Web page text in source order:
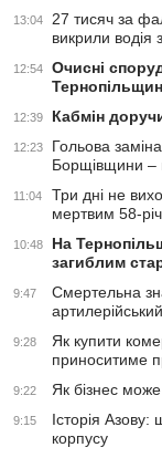
13:04
27 тисяч за
викрили водія
12:54
Очисні
12:39 Кабмін
12:23
Гольова
Борщівщини –
11:04
Три дні не
мертвим 58-
10:48
На
загиблим
9:47
Смертельна
9:28
Як купити
приноситиме
9:22 Як бізнес
9:15
Історія
корпусу